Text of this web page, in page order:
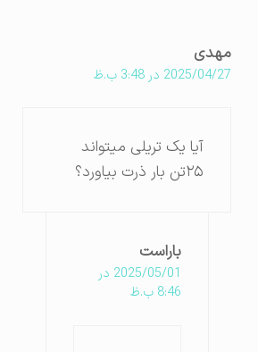
مهدی
2025/04/27 در 3:48 ب.ظ
آیا یک تریلی میتواند
باراست
2025/05/01 در